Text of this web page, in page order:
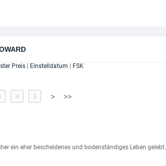
Preis Einstelldatum
FSK
4 5 > >>
ein eher bescheidenes und bodenständiges Leben gelebt.